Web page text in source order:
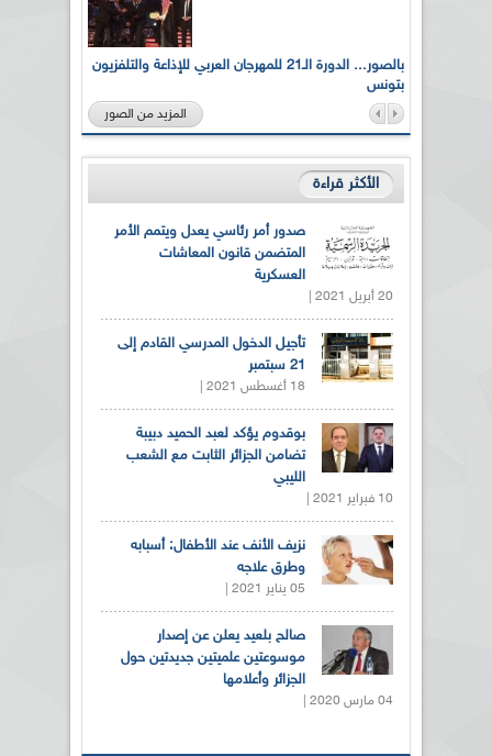
بالصور... الدورة الـ21 للمهرجان العربي للإذاعة والتلفزيون
بتونس
المزيد من الصور
الأكثر قراءة
صدور أمر رئاسي يعدل ويتمم الأمر
المتضمن قانون المعاشات
العسكرية
20 أبريل 2021 |
تأجيل الدخول المدرسي القادم إلى
21 سبتمبر
18 أغسطس 2021 |
بوقدوم يؤكد لعبد الحميد دبيبة
تضامن الجزائر الثابت مع الشعب
الليبي
10 فبراير 2021 |
نزيف الأنف عند الأطفال: أسبابه
وطرق علاجه
05 يناير 2021 |
صالح بلعيد يعلن عن إصدار
موسوعتين علميتين جديدتين حول
الجزائر وأعلامها
04 مارس 2020 |